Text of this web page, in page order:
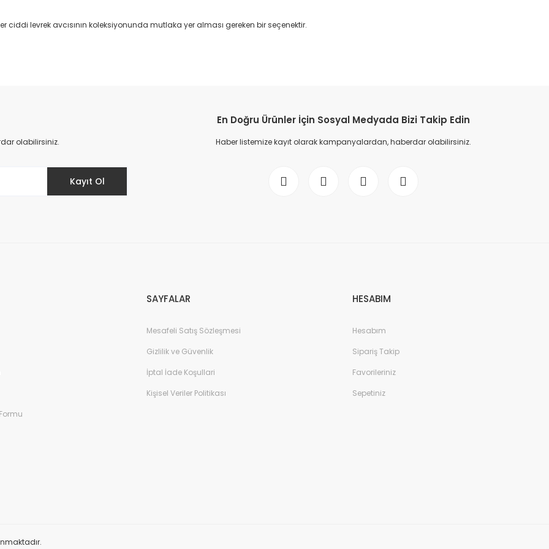
ciddi levrek avcısının koleksiyonunda mutlaka yer alması gereken bir seçenektir.
olabilirsiniz.
Kayıt Ol
En Doğru Ürünler İçin Sosyal Medyada Bizi Takip Edin
Haber listemize kayıt olarak kampanyalardan, haberdar olabilirsiniz.
SAYFALAR
Mesafeli Satış Sözleşmesi
Gizlilik ve Güvenlik
İptal İade Koşullari
Kişisel Veriler Politikası
HESABIM
Hesabım
Sipariş Takip
Favorileriniz
Sepetiniz